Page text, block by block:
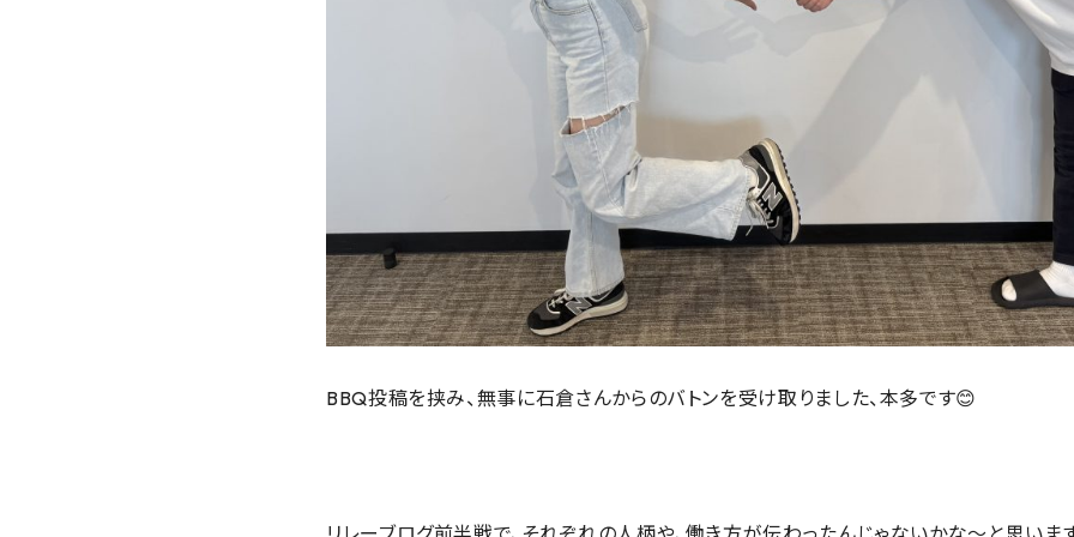
BBQ投稿を挟み、無事に石倉さんからのバトンを受け取りました、本多です😊